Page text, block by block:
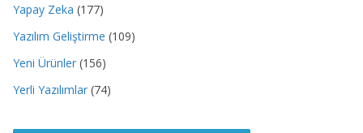
Yapay Zeka (177)
Yazılım Geliştirme (109)
Yeni Ürünler (156)
Yerli Yazılımlar (74)